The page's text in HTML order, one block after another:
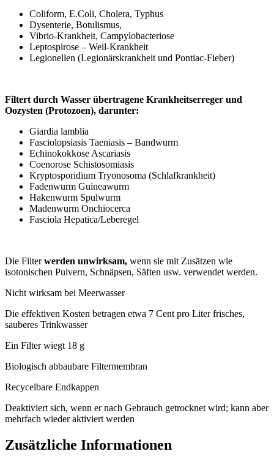
Coliform, E.Coli, Cholera, Typhus
Dysenterie, Botulismus,
Vibrio-Krankheit, Campylobacteriose
Leptospirose – Weil-Krankheit
Legionellen (Legionärskrankheit und Pontiac-Fieber)
Filtert durch Wasser übertragene Krankheitserreger und
Oozysten (Protozoen), darunter:
Giardia lamblia
Fasciolopsiasis Taeniasis – Bandwurm
Echinokokkose Ascariasis
Coenorose Schistosomiasis
Kryptosporidium Tryonosoma (Schlafkrankheit)
Fadenwurm Guineawurm
Hakenwurm Spulwurm
Madenwurm Onchiocerca
Fasciola Hepatica/Leberegel
Die Filterwerden unwirksam, wenn sie mit Zusätzen wie
isotonischen Pulvern, Schnäpsen, Säften usw. verwendet werden.
Nicht wirksam bei Meerwasser
Die effektiven Kosten betragen etwa 7 Cent pro Liter frisches,
sauberes Trinkwasser
Ein Filter wiegt 18 g
Biologisch abbaubare Filtermembran
Recycelbare Endkappen
Deaktiviert sich, wenn er nach Gebrauch getrocknet wird; kann aber
mehrfach wieder aktiviert werden
Zusätzliche Informationen